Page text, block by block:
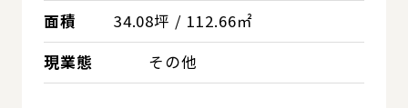
面積
34.08坪 / 112.66㎡
現業態
その他